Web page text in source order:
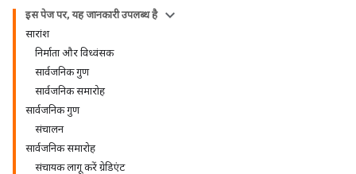
इस पेज पर, यह जानकारी उपलब्ध है
सारांश
निर्माता और विध्वंसक
सार्वजनिक गुण
सार्वजनिक समारोह
सार्वजनिक गुण
संचालन
सार्वजनिक समारोह
संचायक लागू करें ग्रेडिएंट